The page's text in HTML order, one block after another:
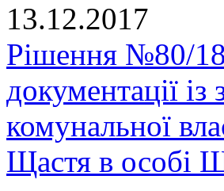
13.12.2017
Рішення №80/18
документації
комунальної
Щастя в особі